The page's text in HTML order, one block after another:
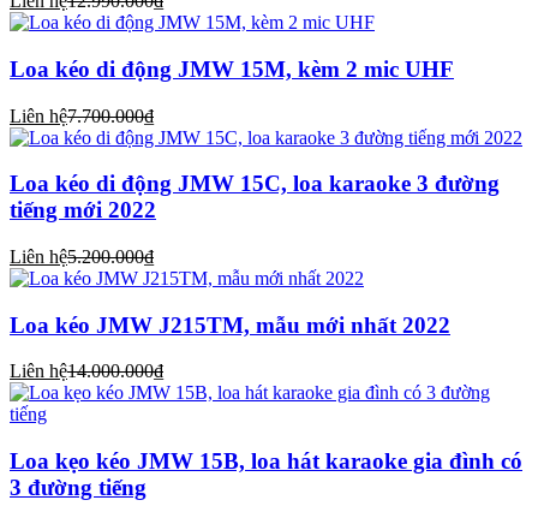
Loa kéo di động JMW 15M, kèm 2 mic UHF
Liên hệ7.700.000₫
Loa kéo di động JMW 15C, loa karaoke 3 đường
tiếng mới 2022
Liên hệ5.200.000₫
Loa kéo JMW J215TM, mẫu mới nhất 2022
Liên hệ14.000.000₫
Loa kẹo kéo JMW 15B, loa hát karaoke gia đình có
3 đường tiếng